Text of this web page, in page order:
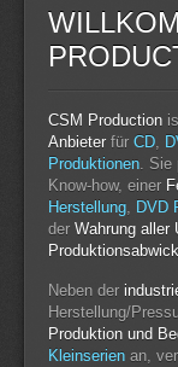
CSM Production
Anbieter für CD,
Produktionen. Sie
Know-how, einer
Herstellung, DVD
der Wahrung aller
Neben der
Herstellung/
Produktion und
Kleinserien an,